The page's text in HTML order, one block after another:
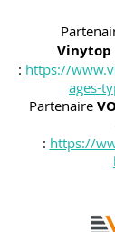
Vinytop
: https://
ages-
Partenaire
: https://